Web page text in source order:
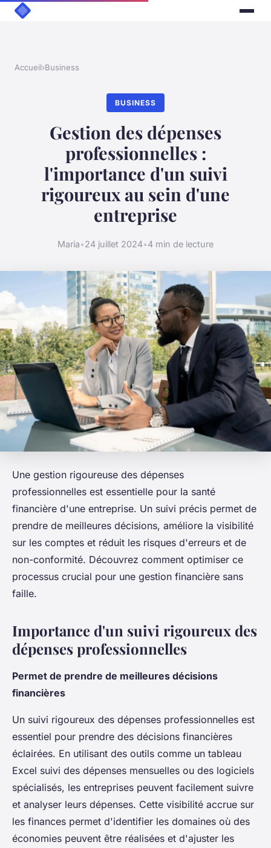
Accueil›Business
BUSINESS
Gestion des dépenses
professionnelles :
l'importance d'un suivi
rigoureux au sein d'une
entreprise
Maria•24 juillet 2024•4 min de lecture
Une gestion rigoureuse des dépenses
professionnelles est essentielle pour la santé
financière d'une entreprise. Un suivi précis permet de
prendre de meilleures décisions, améliore la visibilité
sur les comptes et réduit les risques d'erreurs et de
non-conformité. Découvrez comment optimiser ce
processus crucial pour une gestion financière sans
faille.
Importance d'un suivi rigoureux des
dépenses professionnelles
Permet de prendre de meilleures décisions
financières
Un suivi rigoureux des dépenses professionnelles est
essentiel pour prendre des décisions financières
éclairées. En utilisant des outils comme un tableau
Excel suivi des dépenses mensuelles ou des logiciels
spécialisés, les entreprises peuvent facilement suivre
et analyser leurs dépenses. Cette visibilité accrue sur
les finances permet d'identifier les domaines où des
économies peuvent être réalisées et d'ajuster les